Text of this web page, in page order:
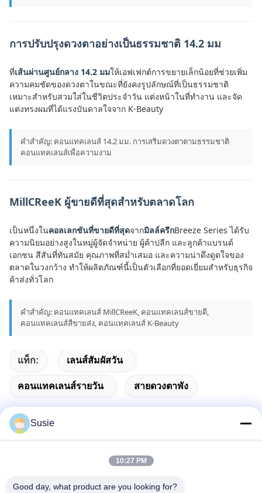
การปรับปรุงดวงตาอย่างเป็นธรรมชาติ 14.2 มม
ที่เส้นผ่านศูนย์กลาง 14.2 มมให้เอฟเฟกต์การขยายเล็กน้อยที่ช่วยเพิ่ม
ความคมชัดของดวงตาในขณะที่ยังคงรูปลักษณ์ที่เป็นธรรมชาติ
เหมาะสำหรับสวมใส่ในชีวิตประจำวัน แต่งหน้าในที่ทำงาน และจัด
แต่งทรงผมที่ได้แรงบันดาลใจจาก K-Beauty
คำสำคัญ: คอนแทคเลนส์ 14.2 มม. การเสริมดวงตาตามธรรมชาติ
คอนแทคเลนส์เพื่อความงาม
MillCReeK ผู้ขายดีที่สุดสำหรับตลาดโลก
เป็นหนึ่งในคอลเลกชันที่ขายดีที่สุดจากมิลล์ครีกBreeze Series ได้รับ
ความนิยมอย่างสูงในหมู่ผู้จัดจำหน่าย ผู้ค้าปลีก และลูกค้าแบรนด์
เอกชน สีสันที่ทันสมัย ​​คุณภาพที่สม่ำเสมอ และความน่าดึงดูดใจของ
ตลาดในวงกว้าง ทำให้ผลิตภัณฑ์นี้เป็นตัวเลือกที่ยอดเยี่ยมสำหรับธุรกิจ
ค้าส่งทั่วโลก
คำสำคัญ: คอนแทคเลนส์ MillCReeK, คอนแทคเลนส์ขายดี,
คอนแทคเลนส์สีขายส่ง, คอนแทคเลนส์ K-Beauty
แท็ก: เลนส์สัมผัสวัน
คอนแทคเลนส์รายวัน สายดวงตาพัง
ที่อยู่
Susie
10:27 PM
Good day, what product are you looking for?